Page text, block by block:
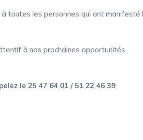
toutes les personnes qui ont manifesté
à nos prochaines opportunités.
le 25 47 64 01 / 51 22 46 39